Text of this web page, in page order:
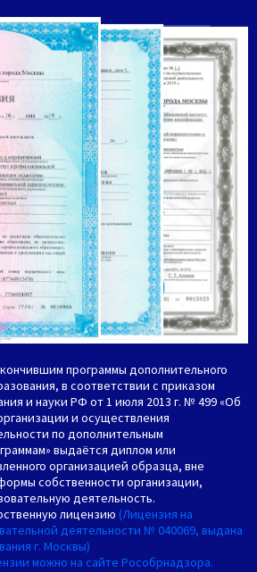
программы дополнительного
в соответствии с приказом
и науки РФ от 1 июля 2013 г. № 499 «Об
и осуществления
по дополнительным
выдаётся диплом или
организацией образца, вне
собственности организации,
деятельность.
лицензию (Лицензия на
деятельности № 040069, выдана
г. Москвы)
можно на сайте Рособрнадзора.